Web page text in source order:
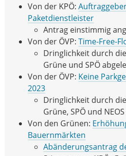
Von der KPÖ:
Paketdienstleister
Antrag einstimmig
Von der ÖVP: Time-Free-
Dringlichkeit durch
Grüne und SPÖ
Von der ÖVP: Keine
2023
Dringlichkeit durch
Grüne, SPÖ und
Von den Grünen:
Bauernmärkten
Abänderungsantrag